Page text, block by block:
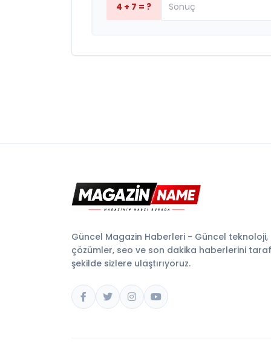
4 + 7 = ?
Güncel Magazin Haberleri - Güncel teknoloji,
çözümler, seo ve son dakika haberlerini
şekilde sizlere ulaştırıyoruz.